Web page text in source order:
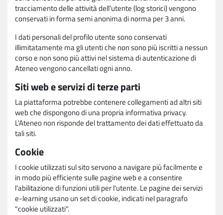
tracciamento delle attività dell'utente (log storici) vengono
conservati in forma semi anonima di norma per 3 anni.
I dati personali del profilo utente sono conservati
illimitatamente ma gli utenti che non sono più iscritti a nessun
corso e non sono più attivi nel sistema di autenticazione di
Ateneo vengono cancellati ogni anno.
Siti web e servizi di terze parti
La piattaforma potrebbe contenere collegamenti ad altri siti
web che dispongono di una propria informativa privacy.
L'Ateneo non risponde del trattamento dei dati effettuato da
tali siti.
Cookie
I cookie utilizzati sul sito servono a navigare più facilmente e
in modo più efficiente sulle pagine web e a consentire
l'abilitazione di funzioni utili per l'utente. Le pagine dei servizi
e-learning usano un set di cookie, indicati nel paragrafo
"cookie utilizzati".